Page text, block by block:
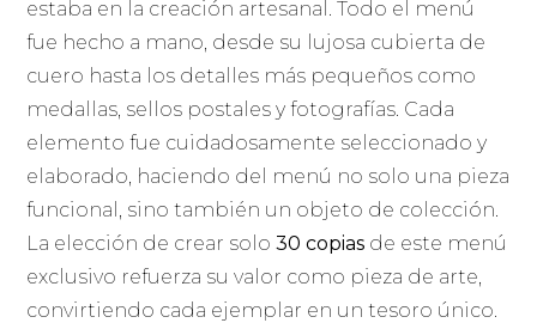
estaba en la creación artesanal. Todo el menú
fue hecho a mano, desde su lujosa cubierta de
cuero hasta los detalles más pequeños como
medallas, sellos postales y fotografías. Cada
elemento fue cuidadosamente seleccionado y
elaborado, haciendo del menú no solo una pieza
funcional, sino también un objeto de colección.
La elección de crear solo30 copias de este menú
exclusivo refuerza su valor como pieza de arte,
convirtiendo cada ejemplar en un tesoro único.